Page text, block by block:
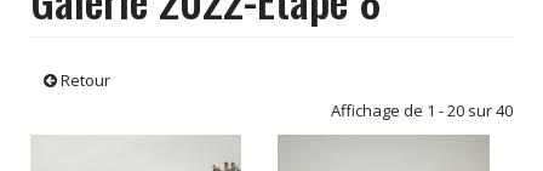
Retour
Affichage de 1 - 20 sur 40